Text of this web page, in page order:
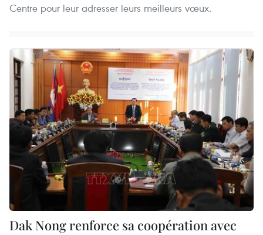
Centre pour leur adresser leurs meilleurs vœux.
Dak Nong renforce sa coopération avec